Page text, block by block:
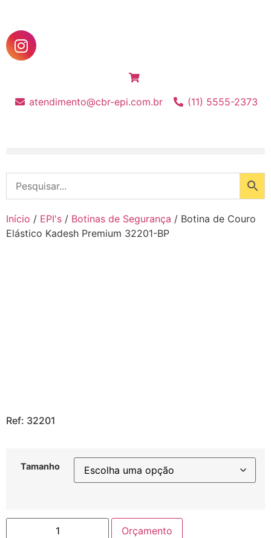
atendimento@cbr-epi.com.br (11) 5555-2373
Início / EPI's / Botinas de Segurança / Botina de Couro
Elástico Kadesh Premium 32201-BP
Ref: 32201
Tamanho
Orçamento